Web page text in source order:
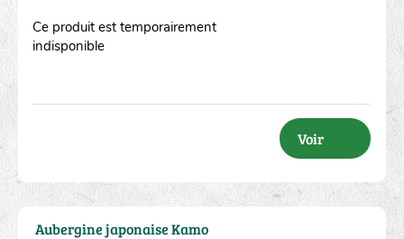
Ce produit est temporairement
indisponible
Voir
Aubergine japonaise Kamo